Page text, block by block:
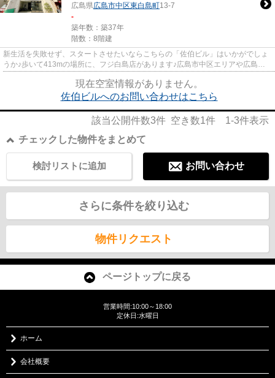
広島県広島市中区東白島町13-7
-
築年数：築37年
階数：8階建
新生活を失敗せず、スタートさせたいならこちらの「佐伯ビル」はいかがでしょ
うか♪歩いて413mの場所に、フジ白島店があります♪広島市中区エリアや広島電
現在空室情報がありません。
佐伯ビルへのお問い合わせはこちら
該当公開件数3件 空き数1件 1-3件表示
チェックした物件をまとめて
お問い合わせ
検討リストに追加
さらに条件を絞り込む
物件リクエスト
ページトップに戻る
営業時間:10:00～18:00
定休日:水曜日
ホーム
会社概要